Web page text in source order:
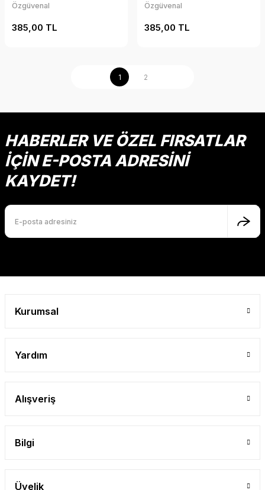
Özgüvenal
385,00 TL
Özgüvenal
385,00 TL
1 2
HABERLER VE ÖZEL FIRSATLAR
İÇİN E-POSTA ADRESİNİ
KAYDET!
Kurumsal
Yardım
Alışveriş
Bilgi
Üyelik